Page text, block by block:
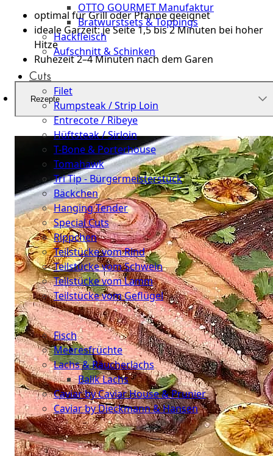
OTTO GOURMET Manufaktur
Bratwurstsets & Toppings
Hackfleisch
Aufschnitt & Schinken
Cuts
Filet
Rumpsteak / Strip Loin
Entrecote / Ribeye
Hüftsteak / Sirloin
T-Bone & Porterhouse
Tomahawk
Tri Tip - Bürgermeisterstück
Bäckchen
Hanging Tender
Special Cuts
Rippchen
Teilstücke vom Rind
Teilstücke vom Schwein
Teilstücke vom Lamm
Teilstücke vom Geflügel
Seafood
Fisch
Meeresfrüchte
Lachs & Räucherlachs
Balik Lachs
Caviar by Caviar House & Prunier
Caviar by Dieckmann & Hansen
Probierpakete
optimal für Grill oder Pfanne geeignet
ideale Garzeit: je Seite 1,5 bis 2 Minuten bei hoher
Hitze
Ruhezeit 2–4 Minuten nach dem Garen
Rezepte